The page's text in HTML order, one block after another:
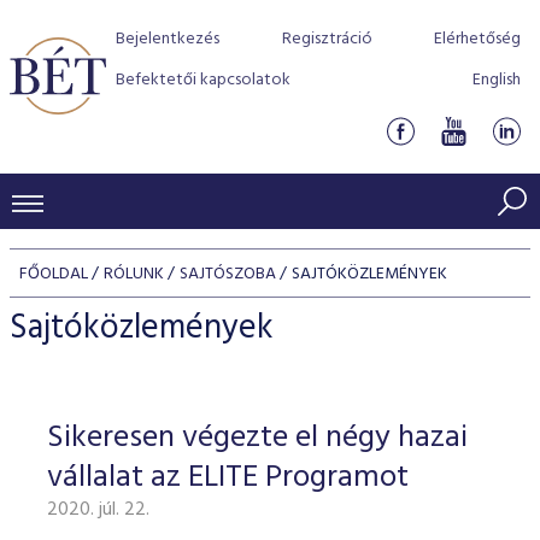
Bejelentkezés Regisztráció
Elérhetőség
Befektetői kapcsolatok
English
KERESKEDÉSI ADATOK
INDEXEK
Jelzáloglevél indexek
Vállalati kötvény indexek
Azonnali Piac
Részvények
Származékos piac
BEFEKTETŐK
Részvény szekció
Hitelpapír szekció
BÉT szabályzatok
Befektetővédelem
Alkalmazott díjstruktúra
Elszámolás
Részvény és vállalati kötvény tőzsdei bevezetését
program
BÉT Xtend - Részvénypiac egyszerűen
TŐZSDETAGOK
Tőzsdetagok, üzletkötők
VENDOROK
FŐOLDAL RÓLUNK SAJTÓSZOBA SAJTÓKÖZLEMÉNYEK
Sajtóközlemények
Sikeresen végezte el négy hazai
vállalat az ELITE Programot
2020. júl. 22.